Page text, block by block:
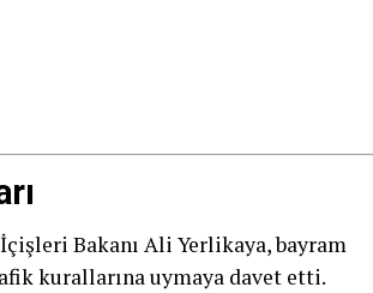
Bakanı Ali Yerlikaya, bayram
kurallarına uymaya davet etti.